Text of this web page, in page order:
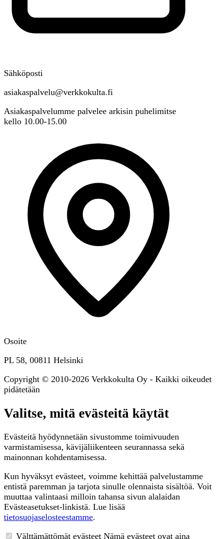
Sähköposti
asiakaspalvelu@verkkokulta.fi
Asiakaspalvelumme palvelee arkisin puhelimitse
kello 10.00-15.00
Osoite
PL 58, 00811 Helsinki
Copyright © 2010-2026 Verkkokulta Oy - Kaikki oikeudet
pidätetään
Valitse, mitä evästeitä käytät
Evästeitä hyödynnetään sivustomme toimivuuden
varmistamisessa, kävijäliikenteen seurannassa sekä
mainonnan kohdentamisessa.
Kun hyväksyt evästeet, voimme kehittää palvelustamme
entistä paremman ja tarjota sinulle olennaista sisältöä. Voit
muuttaa valintaasi milloin tahansa sivun alalaidan
Evästeasetukset-linkistä. Lue lisää
tietosuojaselosteestamme.
Välttämättömät evästeet Nämä evästeet ovat aina